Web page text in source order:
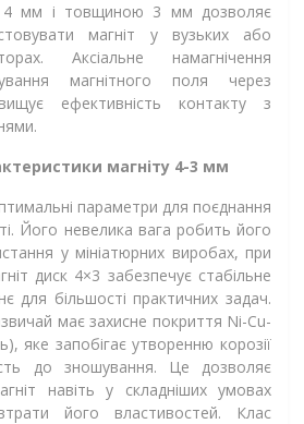
4 мм і товщиною 3 мм дозволяє
магніт у вузьких або
Аксіальне намагнічення
магнітного поля через
ефективність контакту з
магніту 4-3 мм
параметри для поєднання
Його невелика вага робить його
у мініатюрних виробах, при
диск 4×3 забезпечує стабільне
для більшості практичних задач.
має захисне покриття Ni-Cu-
яке запобігає утворенню корозії
до зношування. Це дозволяє
навіть у складніших умовах
його властивостей. Клас